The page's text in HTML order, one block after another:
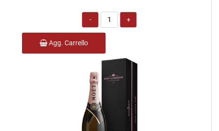
Quantità
Agg. Carrello